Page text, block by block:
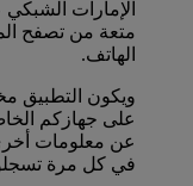
الإمارات
متعة من تصفح
الهاتف.
ويكون التطبيق
على جهازكم
عن معلومات
في كل مرة